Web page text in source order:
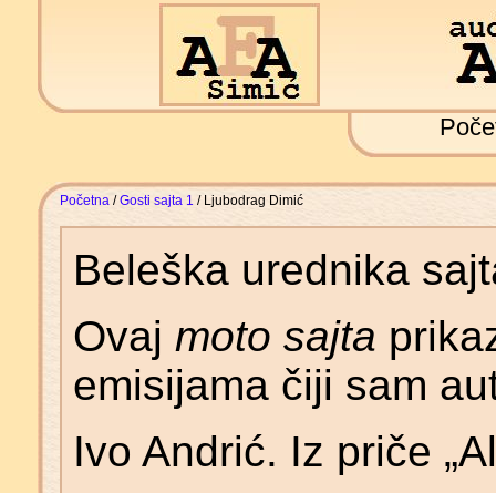
Početna /Gosti sajta 1 / Ljubodrag Dimić
Beleška urednika
Ovaj moto sajta
emisijama čiji sam
Ivo Andrić. Iz priče